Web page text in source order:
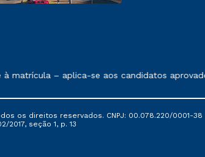
de prestação de serviços.
matrícula – aplica-se aos candidatos
os direitos reservados. CNPJ: 00.078.220/0001-
2017, seção 1, p. 13